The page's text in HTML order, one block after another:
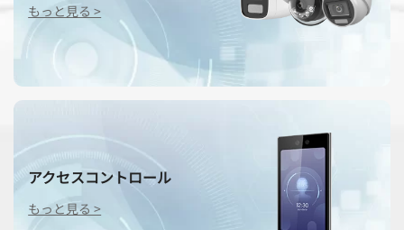
もっと見る >
アクセスコントロール
もっと見る >